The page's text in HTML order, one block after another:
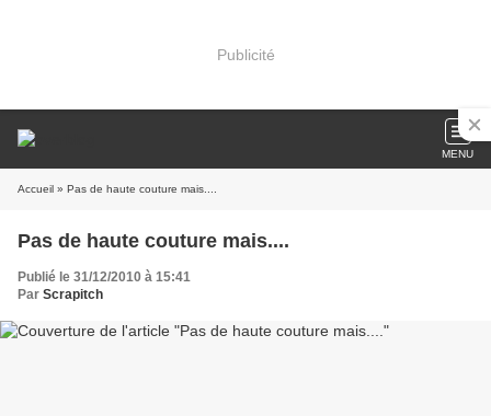
Publicité
MENU
Accueil » Pas de haute couture mais....
Pas de haute couture mais....
Publié le 31/12/2010 à 15:41
Par Scrapitch